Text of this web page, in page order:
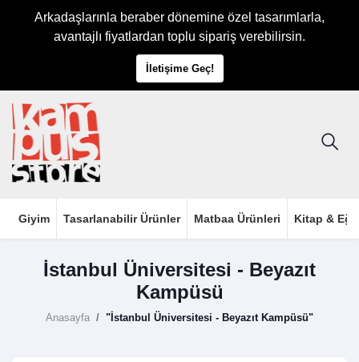
Arkadaşlarınla beraber dönemine özel tasarımlarla,
avantajlı fiyatlardan toplu sipariş verebilirsin.
İletişime Geç!
Giyim Tasarlanabilir Ürünler Matbaa Ürünleri Kitap &
İstanbul Üniversitesi - Beyazıt
Kampüsü
Anasayfa "İstanbul Üniversitesi - Beyazıt Kampüsü"